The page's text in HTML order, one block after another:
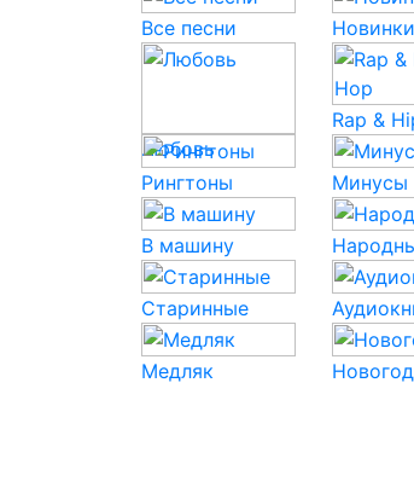
Все песни Новинки
Любовь
Rap &
Рингтоны
Минусы
В машину
Старинные
Медляк